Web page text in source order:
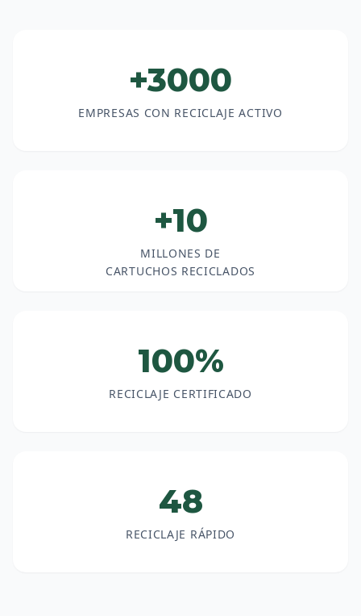
+3000
EMPRESAS CON RECICLAJE ACTIVO
+10
MILLONES DE
CARTUCHOS RECICLADOS
100%
RECICLAJE CERTIFICADO
48
RECICLAJE RÁPIDO